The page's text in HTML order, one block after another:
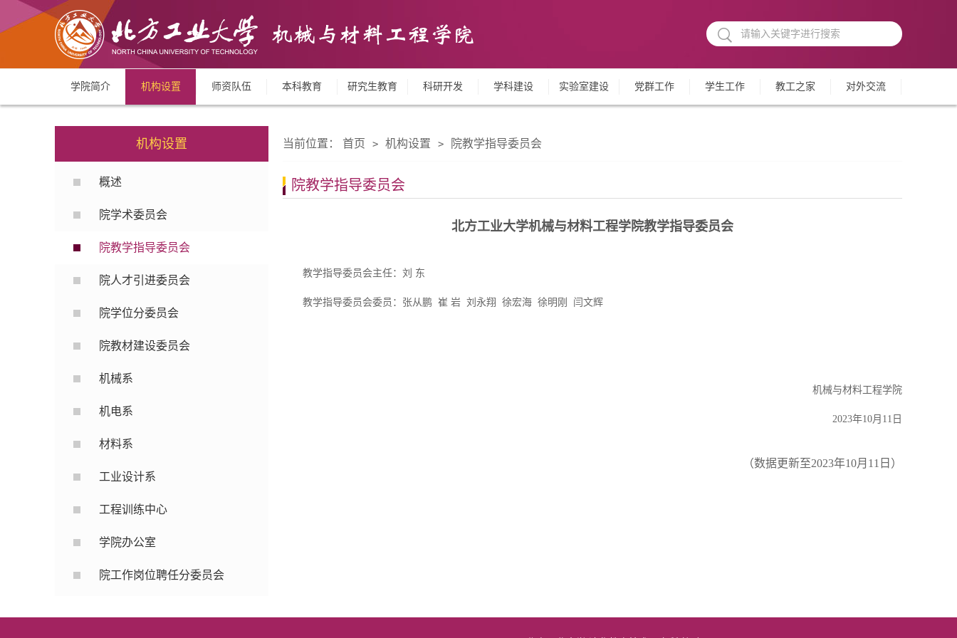
学院简介 机构设置 师资队伍 本科教育 研究生教育 科研开发 学科建设 实验室建设 党群工作 学生工作 教工之家 对外交流
机构设置
概述
院学术委员会
院教学指导委员会
院人才引进委员会
院学位分委员会
院教材建设委员会
机械系
机电系
材料系
工业设计系
工程训练中心
学院办公室
院工作岗位聘任分委员会
当前位置： 首页 > 机构设置 > 院教学指导委员会
院教学指导委员会
北方工业大学机械与材料工程学院教学指导委员会
教学指导委员会主任：刘 东
教学指导委员会委员：张从鹏 崔 岩 刘永翔 徐宏海 徐明刚 闫文辉
机械与材料工程学院
2023年10月11日
（数据更新至2023年10月11日）